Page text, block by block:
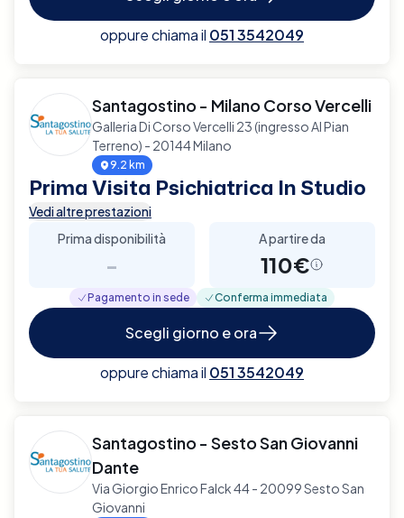
oppure chiama il 051 3542049
Santagostino - Milano Corso Vercelli
Galleria Di Corso Vercelli 23 (ingresso Al Pian
Terreno) - 20144 Milano
9.2 km
Prima Visita Psichiatrica In Studio
Vedi altre prestazioni
Prima disponibilità
-
A partire da
110€
Pagamento in sede Conferma immediata
Scegli giorno e ora
oppure chiama il 051 3542049
Santagostino - Sesto San Giovanni
Dante
Via Giorgio Enrico Falck 44 - 20099 Sesto San
Giovanni